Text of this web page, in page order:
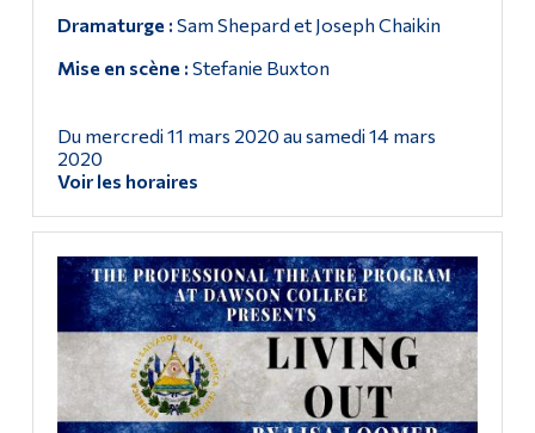
Dramaturge : Sam Shepard et Joseph Chaikin
Mise en scène : Stefanie Buxton
Du mercredi 11 mars 2020 au samedi 14 mars
2020
Voir les horaires